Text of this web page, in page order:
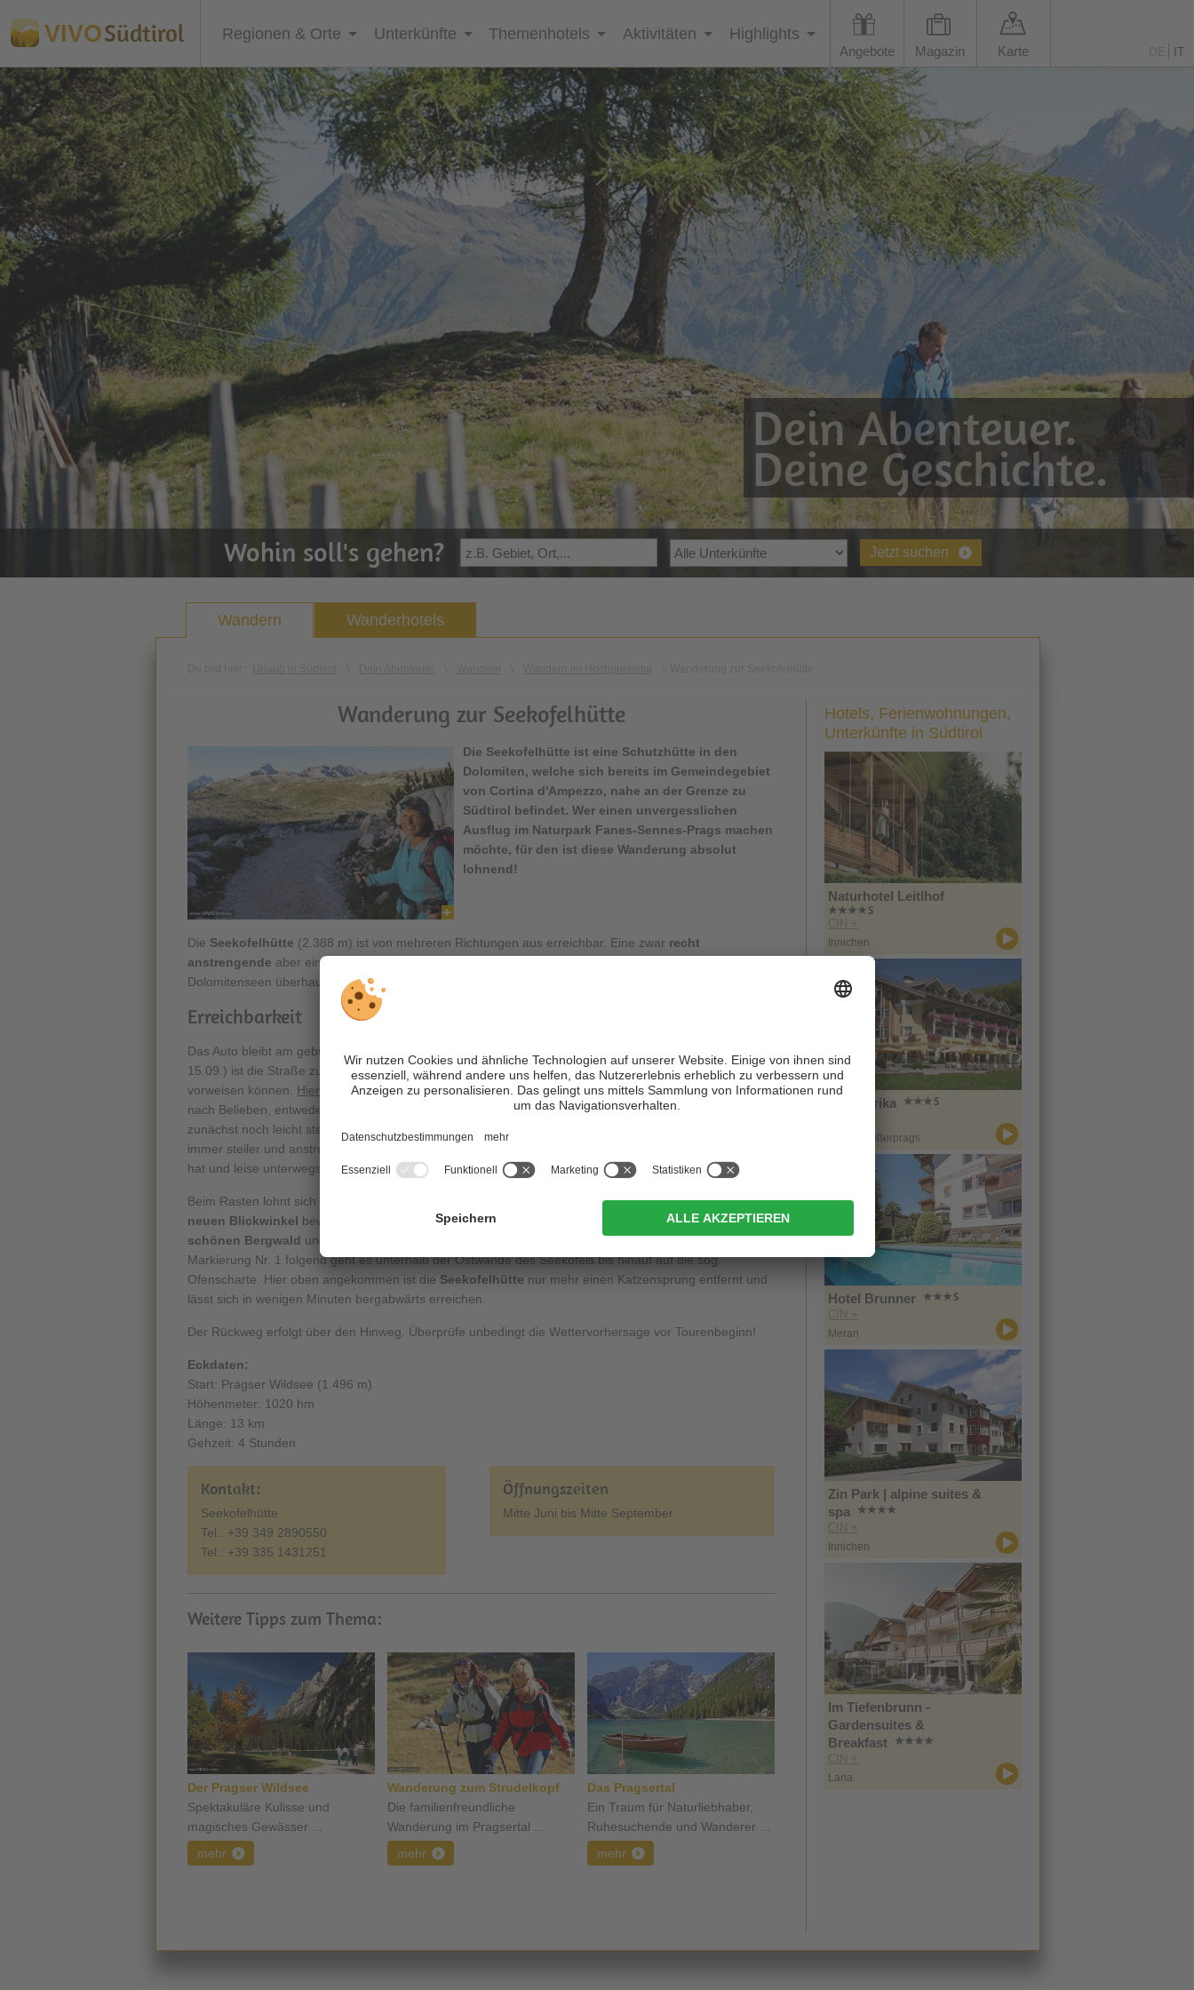
VIVOSüdtirol Regionen & Orte Unterkünfte Themenhotels Aktivitäten Highlights
Angebote Magazin Karte IT
Dein Abenteuer.
Deine Geschichte.
Wohin soll's gehen? Jetzt suchen
Wandern Wanderhotels
Wanderung zur Seekofelhütte
Die Seekofelhütte ist eine Schutzhütte in den
Dolomiten, welche sich bereits im Gemeindegebiet
von Cortina d'Ampezzo, nahe an der Grenze zu
Südtirol befindet. Wer einen unvergesslichen
Ausflug im Naturpark Fanes-Sennes-Prags machen
möchte, für den ist diese Wanderung absolut
lohnend!
Die Seekofelhütte (2.388 m) ist von mehreren Richtungen aus erreichbar. Eine zwar recht
anstrengende aber einmalig schöne Wanderung führt vom
Dolomitenseen überhaupt, hinauf zur Schutzhütte.
Erreichbarkeit
Das Auto bleibt am gebührenpflichtigen Parkplatz am See.
15.09.) ist die Straße zum Pragser Wildsee nur für jene geöffnet, die eine gültige Parkplatzreservierung
vorweisen können. Hier geht’s zur online Parkplatz-Buchung
. Ab Pragser Wildsee geht es dann je
nach Belieben, entweder über das Ost- oder Westufer bis zumSüdende des Sees. In Serpentinen und
zunächst noch leicht steigend geht es über den Weg Nr. 1 durch das „
immer steiler und anstrengender wird. Wer in den frühen Morgenstunden seine Wanderung begonnen
hat und leise unterwegs ist, kann mit etwas Glück in den Geröllfeldern die Gämsen beobachten.
Beim Rasten lohnt sich immer mal wieder der Blick zurück, so kannst Du den See von einem völlig
neuen Blickwinkel bewundern. Oben am Jöchl angekommen führt der Weg zunächst durch einen
schönen Bergwald und anschließend durch grandiose Gesteinslandschaften. Immer der
Markierung Nr. 1 folgend geht es unterhalb der Ostwände des Seekofels bis hinauf auf die sog.
Ofenscharte. Hier oben angekommen ist die Seekofelhütte nur mehr einen Katzensprung entfernt und
lässt sich in wenigen Minuten bergabwärts erreichen.
Der Rückweg erfolgt über den Hinweg. Überprüfe unbedingt die Wettervorhersage vor Tourenbeginn!
Eckdaten:
Start: Pragser Wildsee (1.496 m)
Höhenmeter: 1020 hm
Länge: 13 km
Gehzeit: 4 Stunden
Kontakt:
Seekofelhütte
Tel.: +39 349 2890550
Tel.: +39 335 1431251
Öffnungszeiten
Mitte Juni bis Mitte September
Weitere Tipps zum Thema:
Der Pragser Wildsee
Spektakuläre Kulisse und
magisches Gewässer ...
mehr
Wanderung zum Strudelkopf
Die familienfreundliche
Wanderung im Pragsertal ...
mehr
Das Pragsertal
Ein Traum für Naturliebhaber,
Ruhesuchende und Wanderer ...
mehr
Hotels, Ferienwohnungen,
Unterkünfte in Südtirol
Naturhotel Leitlhof
CIN +
Innichen
Hotel Erika
Prags / Außerprags
Hotel Brunner
CIN +
Meran
Zin Park | alpine suites &
spa
CIN +
Innichen
Im Tiefenbrunn -
Gardensuites &
Breakfast
CIN +
Lana